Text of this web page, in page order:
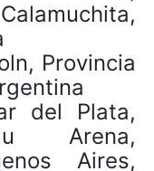
Provincia
del Plata,
Arena,
Aires,